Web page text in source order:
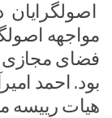
مواجهه
فضای مجازی
بود. احمد
هیات